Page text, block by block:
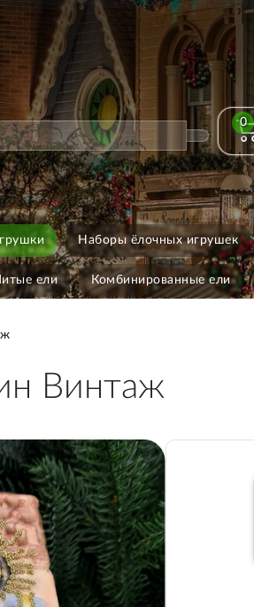
0
Наборы ёлочных игрушек
ели Комбинированные ели
Винтаж